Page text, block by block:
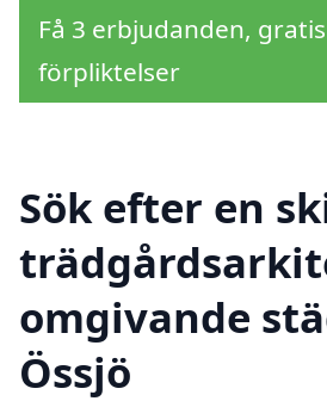
Få 3 erbjudanden,
förpliktelser
Sök efter en
omgivande
Össjö